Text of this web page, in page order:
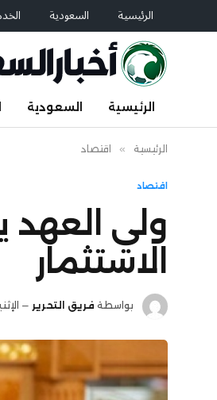
الرئيسية السعودية
الرئيسية السعودية
الرئيسية » اقتصاد
اقتصاد
ولي العهد
الاستثمار
بواسطة فريق التحرير الإثنين 29